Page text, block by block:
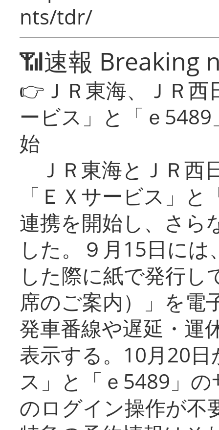
nts/tdr/
📶速報 Breaking
👉ＪＲ東海、ＪＲ
ービス」と「ｅ
始
ＪＲ東海とＪＲ西
「ＥＸサービス」
連携を開始し、さら
した。９月15日に
した際に紙で発行し
席のご案内）」を電
発車番線や遅延・運
表示する。10月20
ス」と「ｅ5489」
のログイン操作が不